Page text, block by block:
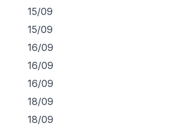
15/09
15/09
16/09
16/09
16/09
18/09
18/09